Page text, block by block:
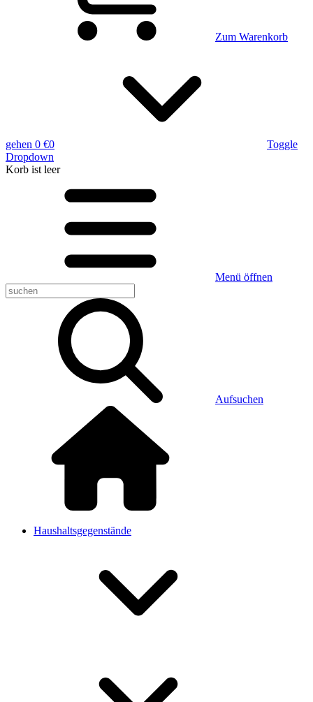
Zum Warenkorb
gehen 0 €0
Toggle
Dropdown
Korb ist leer
Menü öffnen
Aufsuchen
Haushaltsgegenstände